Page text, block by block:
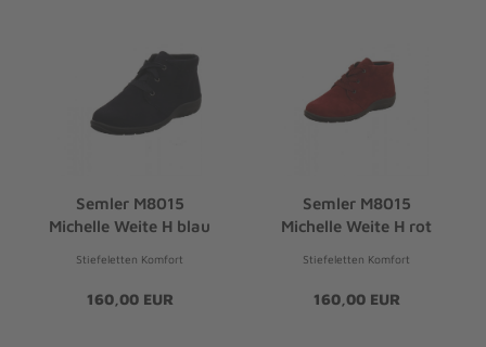
Semler M8015
Michelle Weite H blau
Stiefeletten Komfort
160,00 EUR
Semler M8015
Michelle Weite H rot
Stiefeletten Komfort
160,00 EUR